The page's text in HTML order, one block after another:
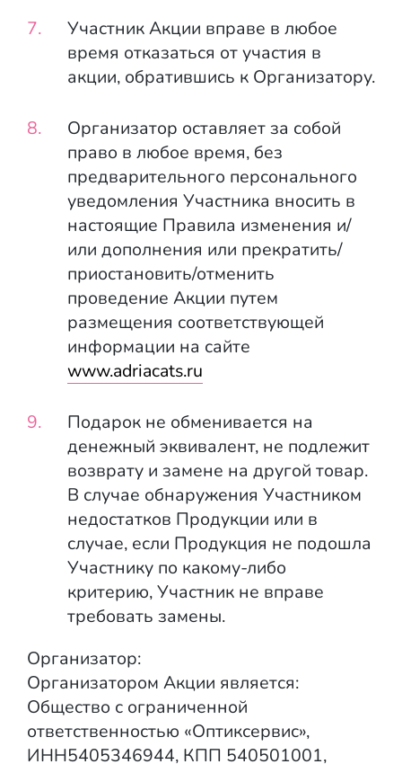
Участник Акции вправе в любое
время отказаться от участия в
акции, обратившись к Организатору.
Организатор оставляет за собой
право в любое время, без
предварительного персонального
уведомления Участника вносить в
настоящие Правила изменения и/
или дополнения или прекратить/
приостановить/отменить
проведение Акции путем
размещения соответствующей
информации на сайте
www.adriacats.ru
Подарок не обменивается на
денежный эквивалент, не подлежит
возврату и замене на другой товар.
В случае обнаружения Участником
недостатков Продукции или в
случае, если Продукция не подошла
Участнику по какому-либо
критерию, Участник не вправе
требовать замены.
Организатор:
Организатором Акции является:
Общество с ограниченной
ответственностью «Оптиксервис»,
ИНН5405346944, КПП 540501001,